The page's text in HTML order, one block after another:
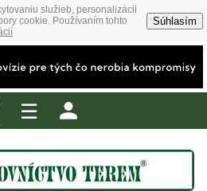
služieb, personalizácii
cookie. Používaním tohto
Súhlasím
☰